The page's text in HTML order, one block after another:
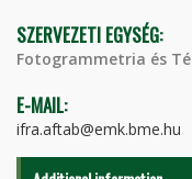
SZERVEZETI EGYSÉG:
Fotogrammetria és
E-MAIL:
ifra.aftab@emk.bme.hu